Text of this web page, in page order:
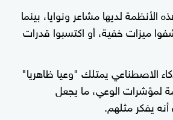
الأنظمة لديها مشاعر ونوايا، بينما
ميزات خفية، أو اكتسبوا قدرات
الاصطناعي يمتلك "وعيا ظاهريا"
لمؤشرات الوعي، ما يجعل
يفكر مثلهم.